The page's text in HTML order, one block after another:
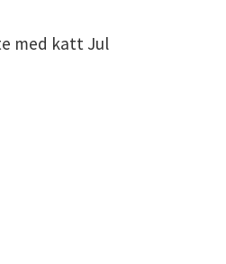
med katt Jul